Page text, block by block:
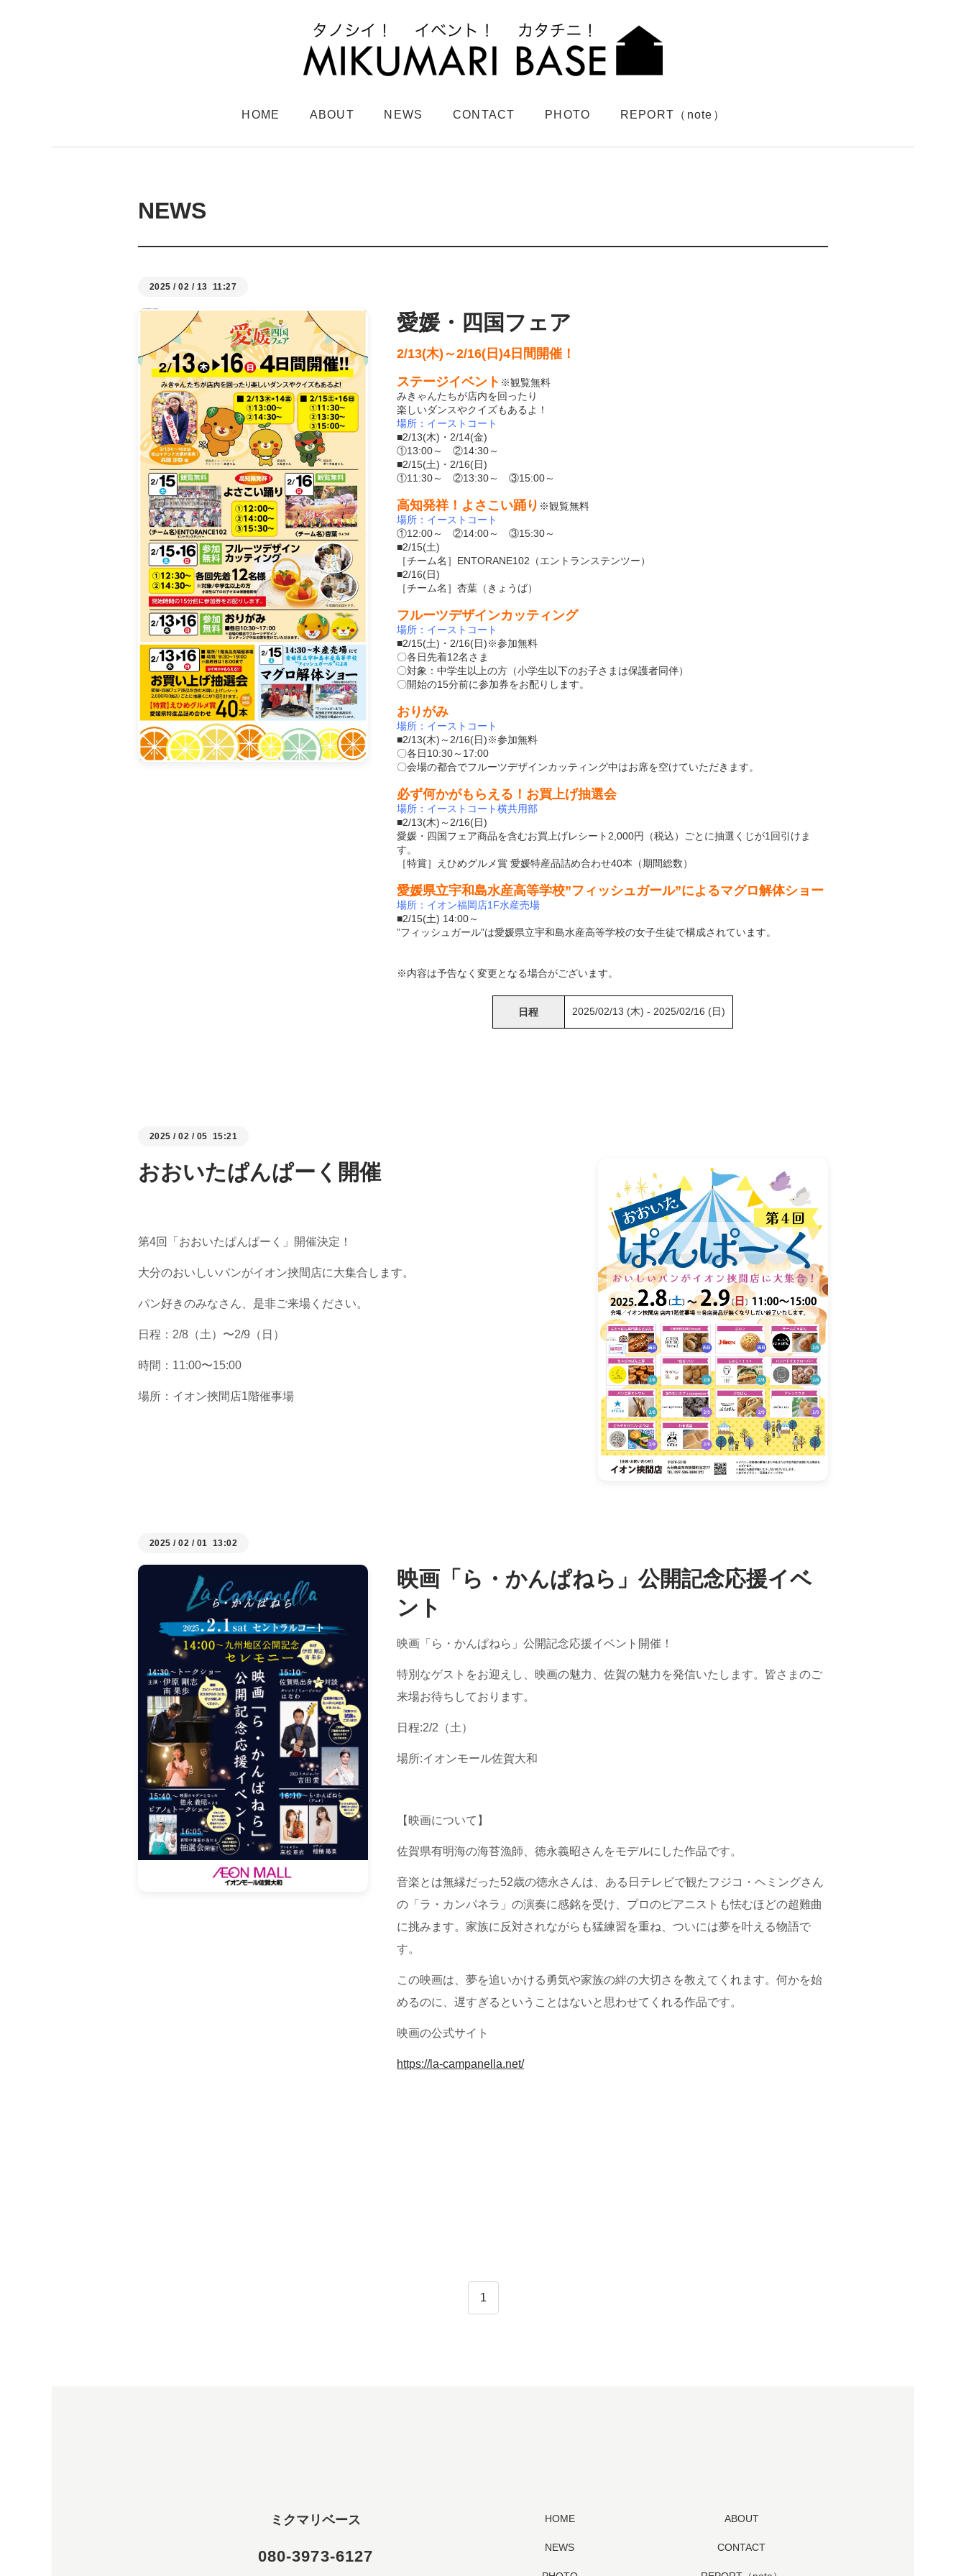
HOME ABOUT NEWS CONTACT PHOTO REPORT（note）
NEWS
2025 /02 / 13 11:27
愛媛・四国フェア
2/13(木)～2/16(日)4日間開催！
ステージイベント ※観覧無料
みきゃんたちが店内を回ったり
楽しいダンスやクイズもあるよ！
場所：イーストコート
■2/13(木)・2/14(金)
①13:00～ ②14:30～
■2/15(土)・2/16(日)
①11:30～ ②13:30～ ③15:00～
高知発祥！よさこい踊り ※観覧無料
場所：イーストコート
①12:00～ ②14:00～ ③15:30～
■2/15(土)
［チーム名］ENTORANE102（エントランステンツー）
■2/16(日)
［チーム名］杏葉（きょうば）
フルーツデザインカッティング
場所：イーストコート
■2/15(土)・2/16(日)※参加無料
〇各日先着12名さま
〇対象：中学生以上の方（小学生以下のお子さまは保護者同伴）
〇開始の15分前に参加券をお配りします。
おりがみ
場所：イーストコート
■2/13(木)～2/16(日)※参加無料
〇各日10:30～17:00
〇会場の都合でフルーツデザインカッティング中はお席を空けていただきます。
必ず何かがもらえる！お買上げ抽選会
場所：イーストコート横共用部
■2/13(木)～2/16(日)
愛媛・四国フェア商品を含むお買上げレシート2,000円（税込）ごとに抽選くじが1回引けま
す。
［特賞］えひめグルメ賞 愛媛特産品詰め合わせ40本（期間総数）
愛媛県立宇和島水産高等学校”フィッシュガール”によるマグロ解体ショー
場所：イオン福岡店1F水産売場
■2/15(土) 14:00～
”フィッシュガール”は愛媛県立宇和島水産高等学校の女子生徒で構成されています。
※内容は予告なく変更となる場合がございます。
日程 2025/02/13 (木) - 2025/02/16 (日)
2025 /02 / 05 15:21
おおいたぱんぱーく開催
第4回「おおいたぱんぱーく」開催決定！
大分のおいしいパンがイオン挾間店に大集合します。
パン好きのみなさん、是非ご来場ください。
日程：2/8（土）〜2/9（日）
時間：11:00〜15:00
場所：イオン挾間店1階催事場
2025 /02 / 01 13:02
映画「ら・かんぱねら」公開記念応援イベ
ント
映画「ら・かんぱねら」公開記念応援イベント開催！
特別なゲストをお迎えし、映画の魅力、佐賀の魅力を発信いたします。皆さまのご
来場お待ちしております。
日程:2/2（土）
場所:イオンモール佐賀大和
【映画について】
佐賀県有明海の海苔漁師、徳永義昭さんをモデルにした作品です。
音楽とは無縁だった52歳の徳永さんは、ある日テレビで観たフジコ・ヘミングさん
の「ラ・カンパネラ」の演奏に感銘を受け、プロのピアニストも怯むほどの超難曲
に挑みます。家族に反対されながらも猛練習を重ね、ついには夢を叶える物語で
す。
この映画は、夢を追いかける勇気や家族の絆の大切さを教えてくれます。何かを始
めるのに、遅すぎるということはないと思わせてくれる作品です。
映画の公式サイト
https://la-campanella.net/
1
ミクマリベース
080-3973-6127
HOME ABOUT
NEWS CONTACT